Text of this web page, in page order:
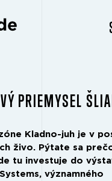
PRIEMYSEL
Kladno-juh je v
živo. Pýtate sa
tu investuje do
významného